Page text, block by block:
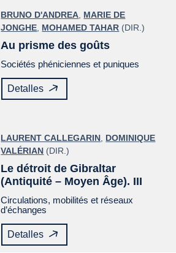
BRUNO D'ANDREA MARIE DE
JONGHE MOHAMED TAHAR (DIR.)
Au prisme des goûts
Sociétés phéniciennes et puniques
Detalles
LAURENT CALLEGARIN DOMINIQUE
VALÉRIAN (DIR.)
Le détroit de Gibraltar
(Antiquité – Moyen Âge). III
Circulations, mobilités et réseaux
d’échanges
Detalles